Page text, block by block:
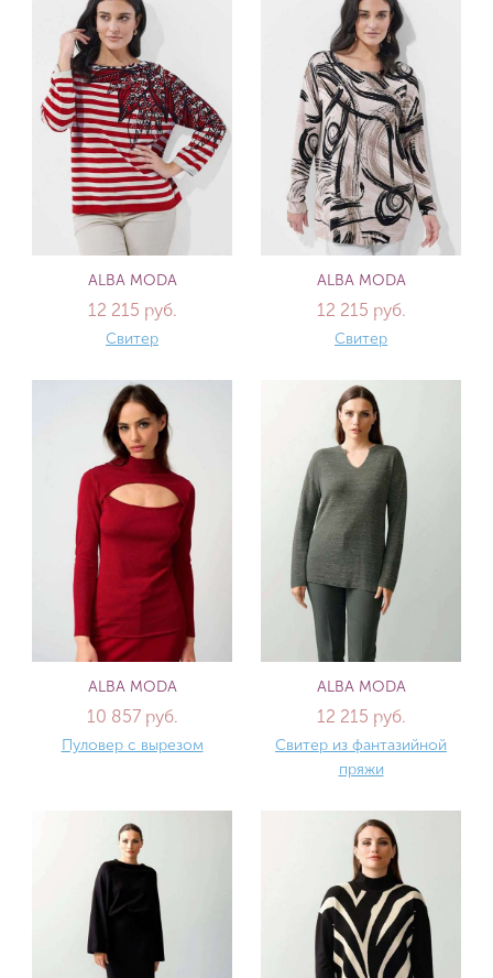
ALBA MODA
12 215 руб.
Свитер
ALBA MODA
12 215 руб.
Свитер
ALBA MODA
10 857 руб.
Пуловер с вырезом
ALBA MODA
12 215 руб.
Свитер из фантазийной
пряжи